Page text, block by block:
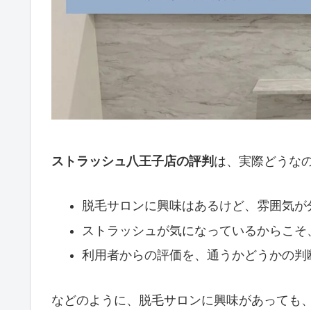
ストラッシュ八王子店の評判 は、実際どうな
脱毛サロンに興味はあるけど、雰囲気
ストラッシュが気になっているからこ
利用者からの評価を、通うかどうかの判
などのように、脱毛サロンに興味があっても